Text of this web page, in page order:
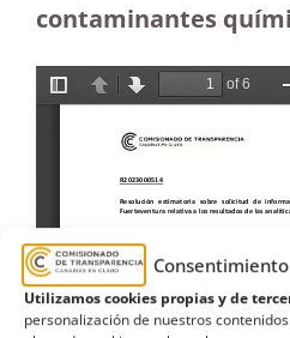
Utilizamos cookies propias y de
personalización de nuestros
contaminantes